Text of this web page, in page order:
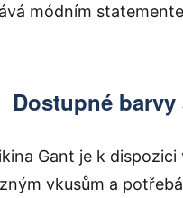
módním
Dostupné
Gant je k
vkusům a